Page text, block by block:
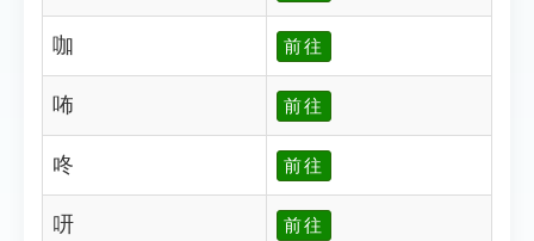
咖 前往
咘 前往
咚 前往
咞 前往